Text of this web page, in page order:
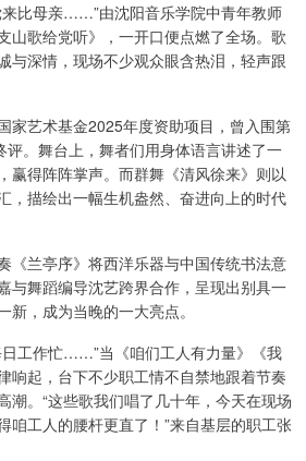
来比母亲……”由沈阳音乐学院中青年教师
山歌给党听》，一开口便点燃了全场。歌
与深情，现场不少观众眼含热泪，轻声跟
家艺术基金2025年度资助项目，曾入围第
评。舞台上，舞者们用身体语言讲述了一
赢得阵阵掌声。而群舞《清风徐来》则以
，描绘出一幅生机盎然、奋进向上的时代
《兰亭序》将西洋乐器与中国传统书法意
与舞蹈编导沈艺跨界合作，呈现出别具一
，成为当晚的一大亮点。
日工作忙……”当《咱们工人有力量》《我
响起，台下不少职工情不自禁地跟着节奏
潮。“这些歌我们唱了几十年，今天在现场
咱工人的腰杆更直了！”来自基层的职工张